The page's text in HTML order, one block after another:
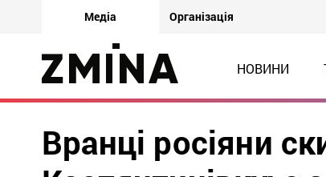
Медіа Організація
НОВИНИ
Вранці росіяни